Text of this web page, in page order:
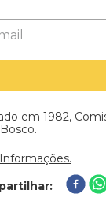
em 1982,